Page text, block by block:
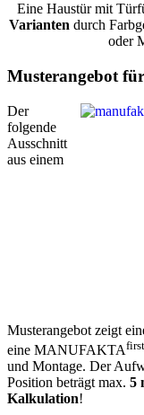
Eine Haustür mit
Varianten durch
oder
Musterangebot
Der
folgende
Ausschnitt
aus einem
Musterangebot zeigt
eine MANUFAKTAfirst
und Montage. Der
Position beträgt max. 5
Kalkulation!